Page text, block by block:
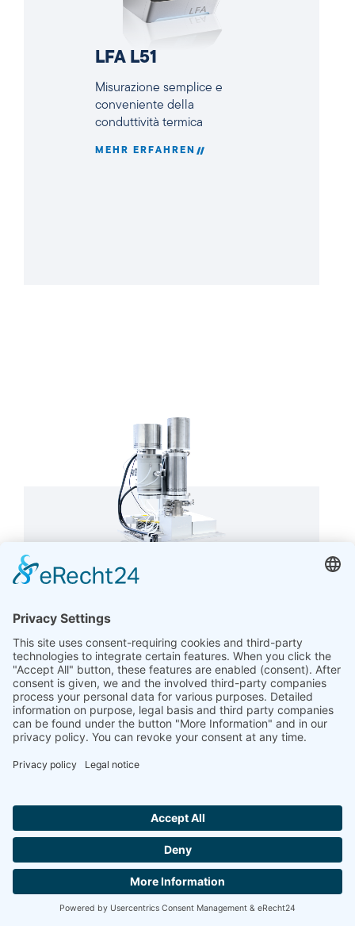
LFA L51
Misurazione semplice e
conveniente della
conduttività termica
MEHR ERFAHREN
LFA L52 Nucleare
nucleare per la misurazione
delle proprietà termofisiche
MEHR ERFAHREN
Hallo ich bin LINAI! Wie kann ich dir
CONTATTACI